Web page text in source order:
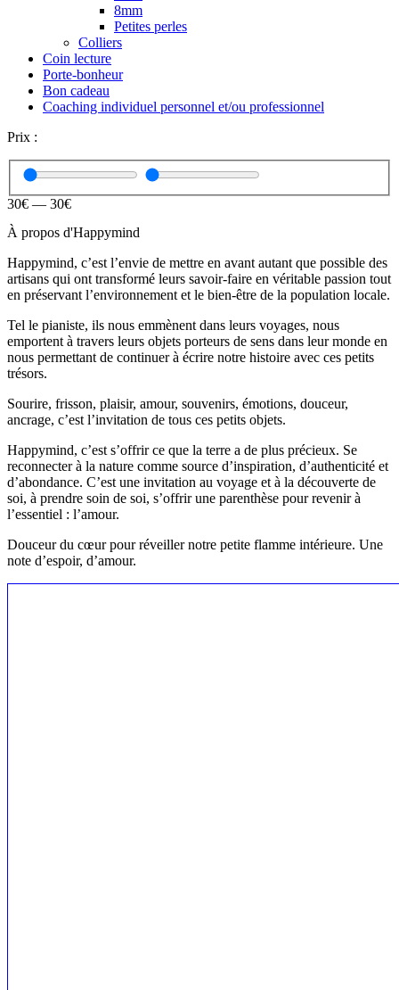
8mm
Petites perles
Colliers
Coin lecture
Porte-bonheur
Bon cadeau
Coaching individuel personnel et/ou professionnel
Prix :
30€ — 30€
À propos d'Happymind
Happymind, c’est l’envie de mettre en avant autant que possible des
artisans qui ont transformé leurs savoir-faire en véritable passion tout
en préservant l’environnement et le bien-être de la population locale.
Tel le pianiste, ils nous emmènent dans leurs voyages, nous
emportent à travers leurs objets porteurs de sens dans leur monde en
nous permettant de continuer à écrire notre histoire avec ces petits
trésors.
Sourire, frisson, plaisir, amour, souvenirs, émotions, douceur,
ancrage, c’est l’invitation de tous ces petits objets.
Happymind, c’est s’offrir ce que la terre a de plus précieux. Se
reconnecter à la nature comme source d’inspiration, d’authenticité et
d’abondance. C’est une invitation au voyage et à la découverte de
soi, à prendre soin de soi, s’offrir une parenthèse pour revenir à
l’essentiel : l’amour.
Douceur du cœur pour réveiller notre petite flamme intérieure. Une
note d’espoir, d’amour.